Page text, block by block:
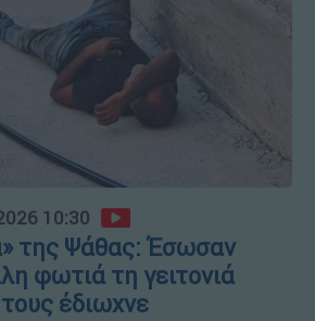
10:30
της Ψάθας: Έσωσαν
φωτιά τη γειτονιά
έδιωχνε